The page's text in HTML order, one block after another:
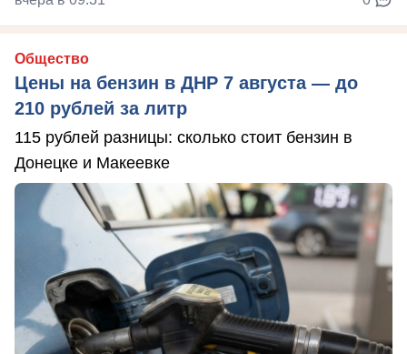
Общество
Цены на бензин в ДНР 7 августа — до
210 рублей за литр
115 рублей разницы: сколько стоит бензин в
Донецке и Макеевке